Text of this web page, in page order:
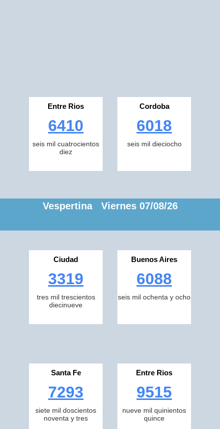
Entre Rios
6410
seis mil cuatrocientos
diez
Cordoba
6018
seis mil dieciocho
Vespertina Viernes 07/08/26
Ciudad
3319
tres mil trescientos
diecinueve
Buenos Aires
6088
seis mil ochenta y ocho
Santa Fe
7293
siete mil doscientos
noventa y tres
Entre Rios
9515
nueve mil quinientos
quince